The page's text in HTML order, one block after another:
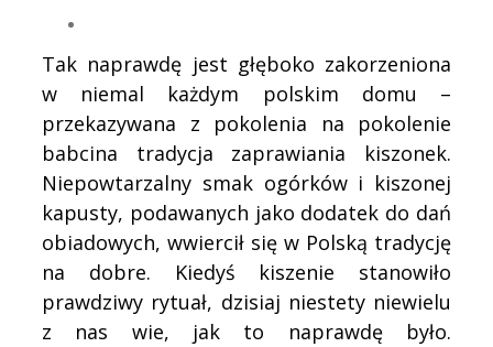
Tak naprawdę jest głęboko zakorzeniona
w niemal każdym polskim domu –
przekazywana z pokolenia na pokolenie
babcina tradycja zaprawiania kiszonek.
Niepowtarzalny smak ogórków i kiszonej
kapusty, podawanych jako dodatek do dań
obiadowych, wwiercił się w Polską tradycję
na dobre. Kiedyś kiszenie stanowiło
prawdziwy rytuał, dzisiaj niestety niewielu
z nas wie, jak to naprawdę było.